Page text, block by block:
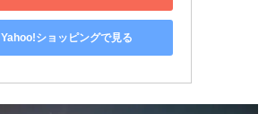
Yahoo!ショッピングで見る